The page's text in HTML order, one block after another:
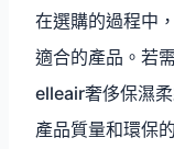
在選購的過程中
適合的產品。若
elleair奢侈保濕
產品質量和環保